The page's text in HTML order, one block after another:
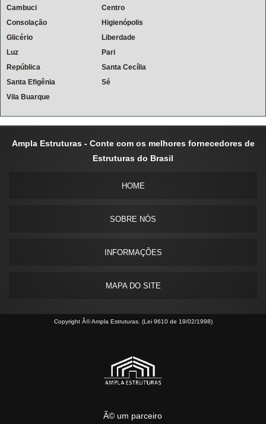
Cambuci
Centro
Consolação
Higienópolis
Glicério
Liberdade
Luz
Pari
República
Santa Cecília
Santa Efigênia
Sé
Vila Buarque
Ampla Estruturas - Conte com os melhores fornecedores de
Estruturas do Brasil
HOME
SOBRE NÓS
INFORMAÇÕES
MAPA DO SITE
Copyright Â© Ampla Estruturas. (Lei 9610 de 19/02/1998)
Ã© um parceiro